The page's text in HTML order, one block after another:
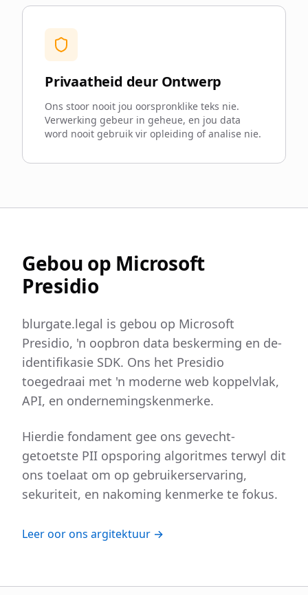
Privaatheid deur Ontwerp
Ons stoor nooit jou oorspronklike teks nie.
Verwerking gebeur in geheue, en jou data
word nooit gebruik vir opleiding of analise nie.
Gebou op Microsoft
Presidio
blurgate.legal is gebou op Microsoft
Presidio, 'n oopbron data beskerming en de-
identifikasie SDK. Ons het Presidio
toegedraai met 'n moderne web koppelvlak,
API, en ondernemingskenmerke.
Hierdie fondament gee ons gevecht-
getoetste PII opsporing algoritmes terwyl dit
ons toelaat om op gebruikerservaring,
sekuriteit, en nakoming kenmerke te fokus.
Leer oor ons argitektuur →